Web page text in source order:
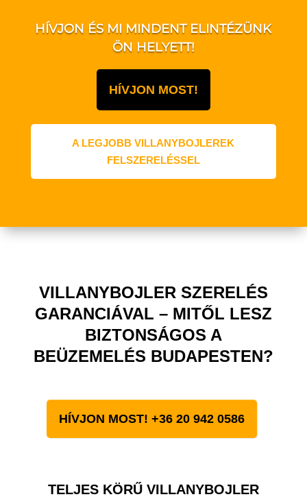
HÍVJON ÉS MI MINDENT ELINTÉZÜNK
ÖN HELYETT!
HÍVJON MOST!
A LEGJOBB VILLANYBOJLEREK
FELSZERELÉSSEL
VILLANYBOJLER SZERELÉS
GARANCIÁVAL – MITŐL LESZ
BIZTONSÁGOS A
BEÜZEMELÉS BUDAPESTEN?
HÍVJON MOST! +36 20 942 0586
TELJES KÖRŰ VILLANYBOJLER